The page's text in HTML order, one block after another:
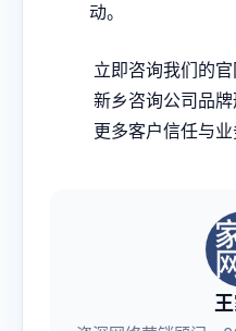
动。
立即咨询我们的
新乡咨询公司品
更多客户信任与业